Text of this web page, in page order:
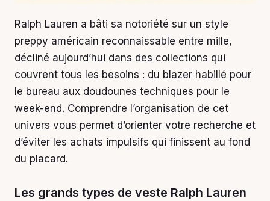
Ralph Lauren a bâti sa notoriété sur un style
preppy américain reconnaissable entre mille,
décliné aujourd’hui dans des collections qui
couvrent tous les besoins : du blazer habillé pour
le bureau aux doudounes techniques pour le
week-end. Comprendre l’organisation de cet
univers vous permet d’orienter votre recherche et
d’éviter les achats impulsifs qui finissent au fond
du placard.
Les grands types de veste Ralph Lauren